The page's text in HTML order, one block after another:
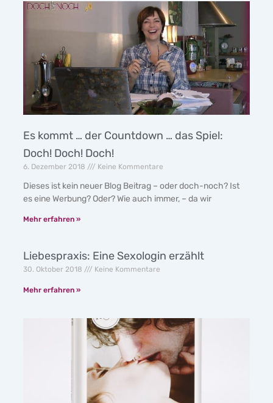
Es kommt … der Countdown … das Spiel:
Doch! Doch! Doch!
6. Dezember 2018 Keine Kommentare
Dieses ist kein neuer Blog Beitrag – oder doch-noch? Ist
es eine Werbung? Oder? Wie auch immer, – da wir
Mehr erfahren »
Liebespraxis: Eine Sexologin erzählt
30. Oktober 2018 Keine Kommentare
Mehr erfahren »